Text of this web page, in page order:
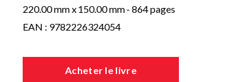
220.00 mm x150.00 mm- 864 pages
EAN : 9782226324054
Acheter le livre